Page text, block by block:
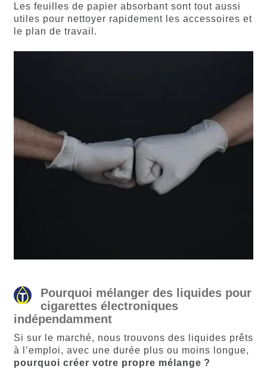
Les feuilles de papier absorbant sont tout aussi
utiles pour nettoyer rapidement les accessoires et
le plan de travail.
Pourquoi mélanger des liquides pour
cigarettes électroniques
indépendamment
Si sur le marché, nous trouvons des liquides prêts
à l’emploi, avec une durée plus ou moins longue,
pourquoi créer votre propre mélange ?